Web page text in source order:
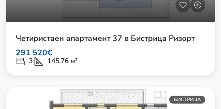
БИСТРИЦА
Четиристаен апартамент 37 в Бистрица Ризорт
291 520€
3 145,76 м²